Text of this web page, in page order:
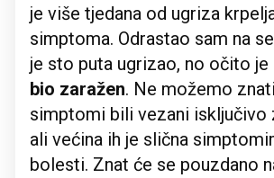
je više tjedana od ugriza
simptoma. Odrastao sam na
je sto puta ugrizao, no očito je
bio zaražen. Ne možemo
simptomi bili vezani isključivo
ali većina ih je slična
bolesti. Znat će se pouzdano